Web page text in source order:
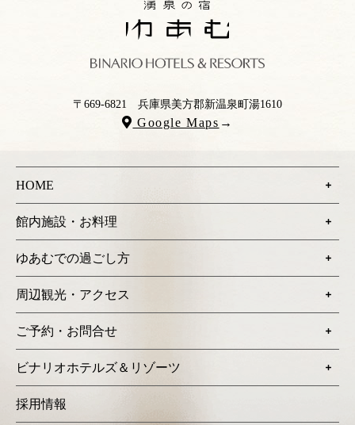
〒669-6821 兵庫県美方郡新温泉町湯1610
Google Maps →
HOME
館内施設・お料理
ゆあむでの過ごし方
周辺観光・アクセス
ご予約・お問合せ
ビナリオホテルズ＆リゾーツ
採用情報